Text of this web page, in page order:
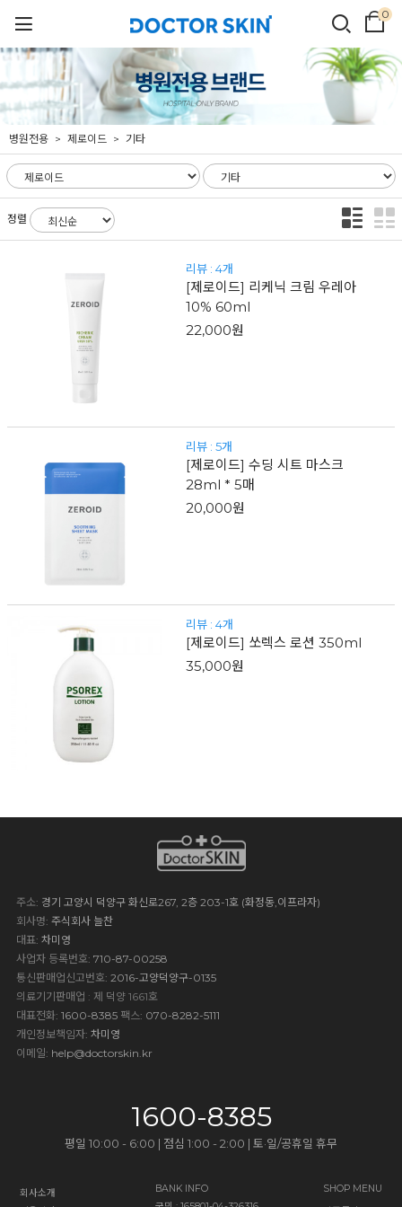
0
병원전용 제로이드 기타
정렬
리뷰 : 4개
[제로이드] 리케닉 크림 우레아
10% 60ml
22,000원
리뷰 : 5개
[제로이드] 수딩 시트 마스크
28ml * 5매
20,000원
리뷰 : 4개
[제로이드] 쏘렉스 로션 350ml
35,000원
주소: 경기 고양시 덕양구 화신로267, 2층 203-1호 (화정동,이프라자)
회사명: 주식회사 늘찬
대표: 차미영
사업자 등록번호: 710-87-00258
통신판매업신고번호: 2016-고양덕양구-0135
의료기기판매업 : 제 덕양 1661호
대표전화: 1600-8385 팩스: 070-8282-5111
개인정보책임자: 차미영
이메일: help@doctorskin.kr
1600-8385
평일 10:00 - 6:00 | 점심 1:00 - 2:00 | 토·일/공휴일 휴무
회사소개
BANK INFO
SHOP MENU